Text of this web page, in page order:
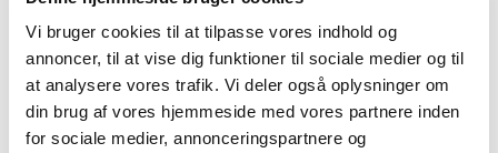
Vi bruger cookies til at tilpasse vores indhold og
annoncer, til at vise dig funktioner til sociale medier og til
at analysere vores trafik. Vi deler også oplysninger om
din brug af vores hjemmeside med vores partnere inden
for sociale medier, annonceringspartnere og